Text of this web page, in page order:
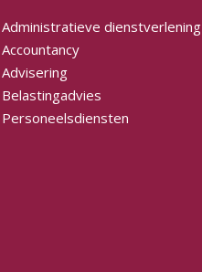
Administratieve dienstverlening
Accountancy
Advisering
Belastingadvies
Personeelsdiensten